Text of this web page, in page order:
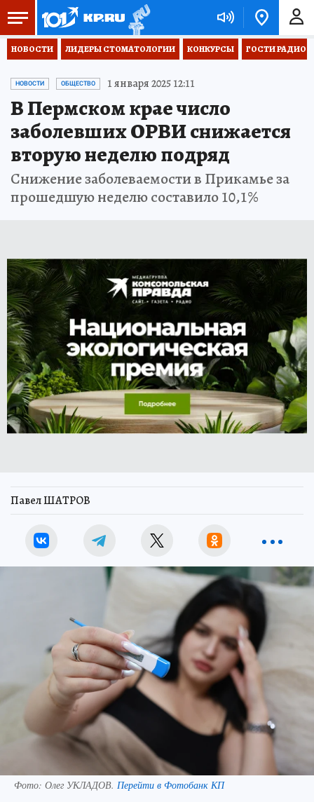
НОВОСТИ ЛИДЕРЫ СТОМАТОЛОГИИ КОНКУРСЫ ГОСТИ РАДИО
НОВОСТИ ОБЩЕСТВО 1 января 2025 12:11
В Пермском крае число
заболевших ОРВИ снижается
вторую неделю подряд
Снижение заболеваемости в Прикамье за
прошедшую неделю составило 10,1%
Павел ШАТРОВ
Фото: Олег УКЛАДОВ. Перейти в Фотобанк КП